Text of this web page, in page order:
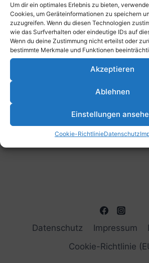
Um dir ein optimales Erlebnis zu bieten,
Cookies, um Geräteinformationen zu speichern
zuzugreifen. Wenn du diesen Technologien
wie das Surfverhalten oder eindeutige IDs auf
Wenn du deine Zustimmung nicht erteilst oder
bestimmte Merkmale und Funktionen
Akzeptieren
Ablehnen
Einstellungen
Cookie-RichtlinieDatenschutz
Kalender abonnieren
Datenschutz Impressum
Cookie-Richtlinie